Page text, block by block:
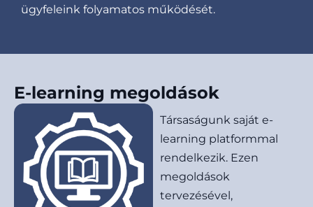
ügyfeleink folyamatos működését.
E-learning megoldások
Társaságunk saját e-
learning platformmal
rendelkezik. Ezen
megoldások
tervezésével,